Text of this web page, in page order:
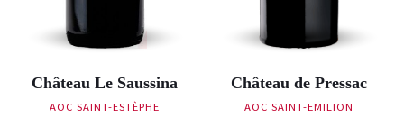
Château Le Saussina
AOC SAINT-ESTÈPHE
Château de Pressac
AOC SAINT-EMILION